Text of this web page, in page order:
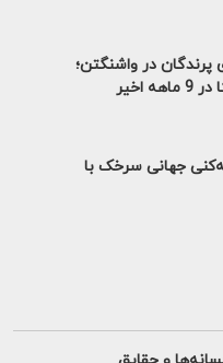
پرندگان در واشنگتن؛
اخیر
جهانی سرخک با